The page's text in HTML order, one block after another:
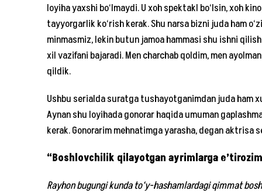
loyiha yaxshi bo‘lmaydi. U xoh spektakl bo‘lsin, xoh
tayyorgarlik ko‘rish kerak. Shu narsa bizni juda ham
minmasmiz, lekin butun jamoa hammasi shu ishni
xil vazifani bajaradi. Men charchab qoldim, men
qildik.
Ushbu serialda suratga tushayotganimdan juda ham
Aynan shu loyihada gonorar haqida umuman
kerak. Gonorarim mehnatimga yarasha, degan
“Boshlovchilik qilayotgan ayrimlarga
Rayhon bugungi kunda to‘y-hashamlardagi qimmat